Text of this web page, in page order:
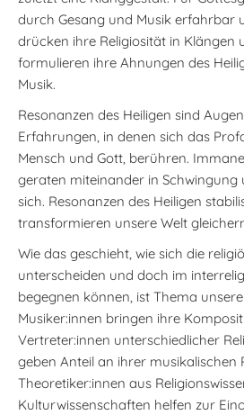
durch Gesang und Musik erfahrbar
drücken ihre Religiosität in Klängen
formulieren ihre Ahnungen des
Musik.
Resonanzen des Heiligen sind
Erfahrungen, in denen sich das
Mensch und Gott, berühren.
geraten miteinander in
sich. Resonanzen des Heiligen
transformieren unsere Welt
Wie das geschieht, wie sich die
unterscheiden und doch im
begegnen können, ist Thema
Musiker:innen bringen ihre
Vertreter:innen unterschiedlicher
geben Anteil an ihrer musikalischen
Theoretiker:innen aus
Kulturwissenschaften helfen zur